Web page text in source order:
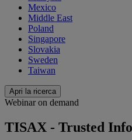
Mexico
Middle East
Poland
Singapore
Slovakia
Sweden
Taiwan
Apri la ricerca
Webinar on demand
TISAX - Trusted